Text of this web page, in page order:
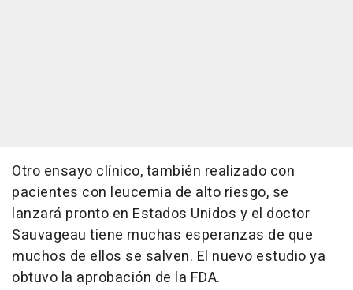
Otro ensayo clínico, también realizado con
pacientes con leucemia de alto riesgo, se
lanzará pronto en Estados Unidos y el doctor
Sauvageau tiene muchas esperanzas de que
muchos de ellos se salven. El nuevo estudio ya
obtuvo la aprobación de la FDA.